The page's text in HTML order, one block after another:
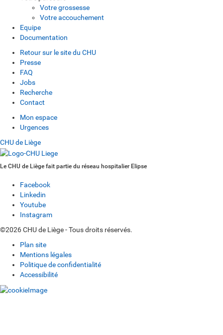
Votre grossesse
Votre accouchement
Equipe
Documentation
Retour sur le site du CHU
Presse
FAQ
Jobs
Recherche
Contact
Mon espace
Urgences
CHU de Liège
Le CHU de Liège fait partie du réseau hospitalier Elipse
Facebook
Linkedin
Youtube
Instagram
©2026 CHU de Liège - Tous droits réservés.
Plan site
Mentions légales
Politique de confidentialité
Accessibilité